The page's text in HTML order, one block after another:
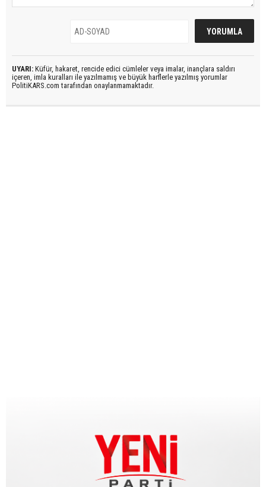
UYARI: Küfür, hakaret, rencide edici cümleler veya imalar, inançlara saldırı
içeren, imla kuralları ile yazılmamış ve büyük harflerle yazılmış yorumlar
PolitiKARS.com tarafından onaylanmamaktadır.